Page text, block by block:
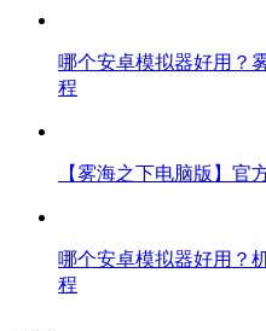
哪个安卓模拟器好用？
程
【雾海之下电脑版】官
哪个安卓模拟器好用？
程